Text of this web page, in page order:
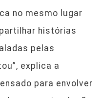
no mesmo lugar
histórias
pelas
explica a
para envolver